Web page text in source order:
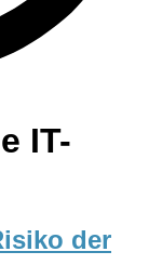
IT-
der